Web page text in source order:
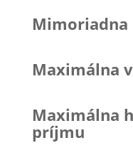
Maximálna
Maximálna
príjmu